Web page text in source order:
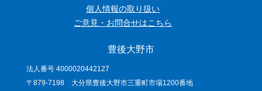
個人情報の取り扱い
ご意見・お問合せはこちら
豊後大野市
法人番号 4000020442127
〒879-7198 大分県豊後大野市三重町市場1200番地